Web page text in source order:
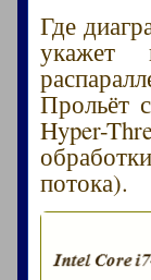
Где
укажет
Прольёт
Hyper-
потока).